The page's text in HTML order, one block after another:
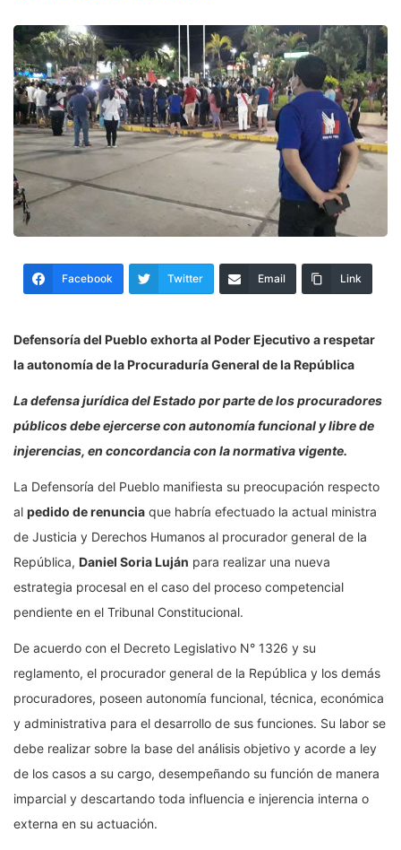
Facebook Twitter Email Link
Defensoría del Pueblo exhorta al Poder Ejecutivo a respetar
la autonomía de la Procuraduría General de la República
La defensa jurídica del Estado por parte de los procuradores
públicos debe ejercerse con autonomía funcional y libre de
injerencias, en concordancia con la normativa vigente.
La Defensoría del Pueblo manifiesta su preocupación respecto
al pedido de renuncia que habría efectuado la actual ministra
de Justicia y Derechos Humanos al procurador general de la
República, Daniel Soria Luján para realizar una nueva
estrategia procesal en el caso del proceso competencial
pendiente en el Tribunal Constitucional.
De acuerdo con el Decreto Legislativo N° 1326 y su
reglamento, el procurador general de la República y los demás
procuradores, poseen autonomía funcional, técnica, económica
y administrativa para el desarrollo de sus funciones. Su labor se
debe realizar sobre la base del análisis objetivo y acorde a ley
de los casos a su cargo, desempeñando su función de manera
imparcial y descartando toda influencia e injerencia interna o
externa en su actuación.